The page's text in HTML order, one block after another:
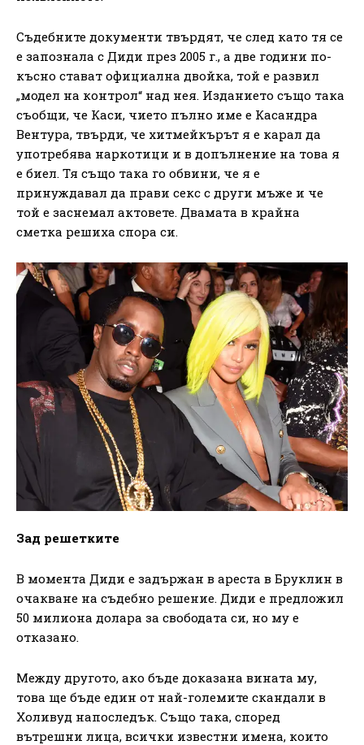
Съдебните документи твърдят, че след като тя се
е запознала с Диди през 2005 г., а две години по-
късно стават официална двойка, той е развил
„модел на контрол“ над нея. Изданието също така
съобщи, че Каси, чието пълно име е Касандра
Вентура, твърди, че хитмейкърът я е карал да
употребява наркотици и в допълнение на това я
е биел. Тя също така го обвини, че я е
принуждавал да прави секс с други мъже и че
той е заснемал актовете. Двамата в крайна
сметка решиха спора си.
Зад решетките
В момента Диди е задържан в ареста в Бруклин в
очакване на съдебно решение. Диди е предложил
50 милиона долара за свободата си, но му е
отказано.
Между другото, ако бъде доказана вината му,
това ще бъде един от най-големите скандали в
Холивуд напоследък. Също така, според
вътрешни лица, всички известни имена, които